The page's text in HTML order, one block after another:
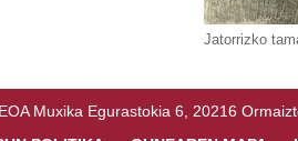
Jatorrizko
Muxika Egurastokia 6, 20216